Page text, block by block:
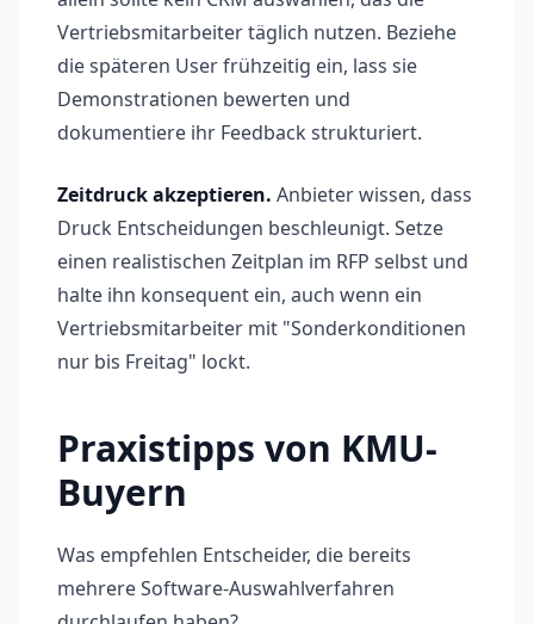
Vertriebsmitarbeiter täglich nutzen. Beziehe
die späteren User frühzeitig ein, lass sie
Demonstrationen bewerten und
dokumentiere ihr Feedback strukturiert.
Zeitdruck akzeptieren. Anbieter wissen, dass
Druck Entscheidungen beschleunigt. Setze
einen realistischen Zeitplan im RFP selbst und
halte ihn konsequent ein, auch wenn ein
Vertriebsmitarbeiter mit "Sonderkonditionen
nur bis Freitag" lockt.
Praxistipps von KMU-
Buyern
Was empfehlen Entscheider, die bereits
mehrere Software-Auswahlverfahren